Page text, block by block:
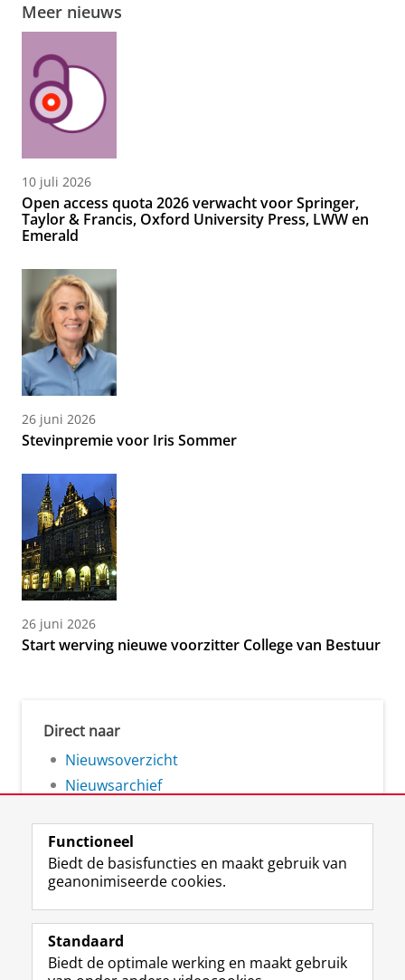
Meer nieuws
10 juli 2026
Open access quota 2026 verwacht voor Springer,
Taylor & Francis, Oxford University Press, LWW en
Emerald
26 juni 2026
Stevinpremie voor Iris Sommer
26 juni 2026
Start werving nieuwe voorzitter College van Bestuur
Direct naar
Nieuwsoverzicht
Nieuwsarchief
Volg de RUG
F
a
e
L
i
k
R
S
-
I
n
t
Y
o
T
Studiekiezers
Functioneel
Biedt de basisfuncties en maakt gebruik van
geanonimiseerde cookies.
Standaard
Biedt de optimale werking en maakt gebruik